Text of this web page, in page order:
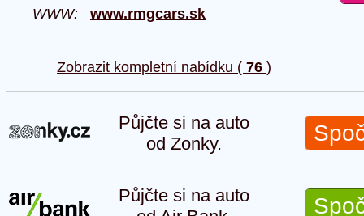
WWW: www.rmgcars.sk
Zobrazit kompletní nabídku ( 76 )
Půjčte si na auto
od Zonky.
Půjčte si na auto